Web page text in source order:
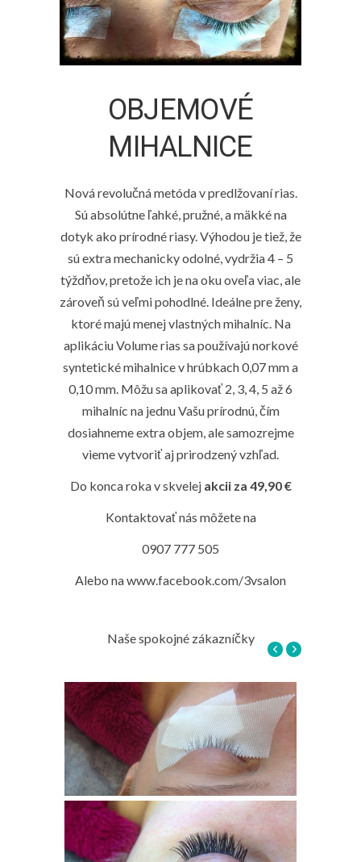
OBJEMOVÉ
MIHALNICE
Nová revolučná metóda v predlžovaní rias.
Sú absolútne ľahké, pružné, a mäkké na
dotyk ako prírodné riasy. Výhodou je tiež, že
sú extra mechanicky odolné, vydržia 4 – 5
týždňov, pretože ich je na oku oveľa viac, ale
zároveň sú veľmi pohodlné. Ideálne pre ženy,
ktoré majú menej vlastných mihalníc. Na
aplikáciu Volume rias sa používajú norkové
syntetické mihalnice v hrúbkach 0,07 mm a
0,10 mm. Môžu sa aplikovať 2, 3, 4, 5 až 6
mihalníc na jednu Vašu prírodnú, čím
dosiahneme extra objem, ale samozrejme
vieme vytvoriť aj prirodzený vzhľad.
Do konca roka v skvelej akcii za 49,90 €
Kontaktovať nás môžete na
0907 777 505
Alebo na www.facebook.com/3vsalon
Naše spokojné zákazníčky